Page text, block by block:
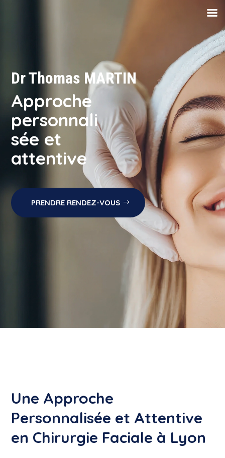
Dr Thomas MARTIN
Approche
personnali
sée et
attentive
PRENDRE RENDEZ-VOUS
Une Approche
Personnalisée et Attentive
en Chirurgie Faciale à Lyon